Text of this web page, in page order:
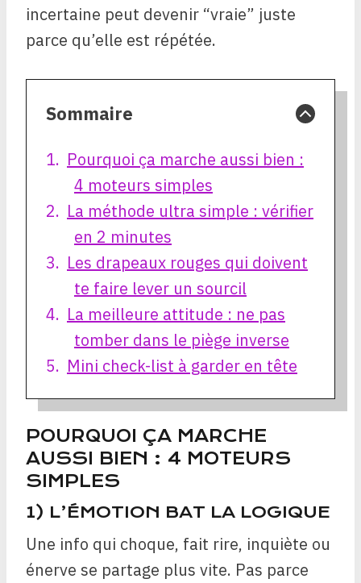
incertaine peut devenir “vraie” juste
parce qu’elle est répétée.
Sommaire
Pourquoi ça marche aussi bien :
4 moteurs simples
La méthode ultra simple : vérifier
en 2 minutes
Les drapeaux rouges qui doivent
te faire lever un sourcil
La meilleure attitude : ne pas
tomber dans le piège inverse
Mini check-list à garder en tête
POURQUOI ÇA MARCHE
AUSSI BIEN : 4 MOTEURS
SIMPLES
1) L’ÉMOTION BAT LA LOGIQUE
Une info qui choque, fait rire, inquiète ou
énerve se partage plus vite. Pas parce